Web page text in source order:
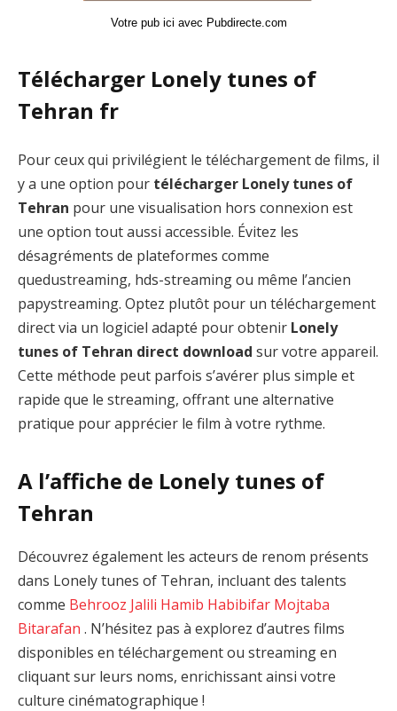
Votre pub ici avec Pubdirecte.com
Télécharger Lonely tunes of
Tehran fr
Pour ceux qui privilégient le téléchargement de films, il
y a une option pour télécharger Lonely tunes of
Tehran pour une visualisation hors connexion est
une option tout aussi accessible. Évitez les
désagréments de plateformes comme
quedustreaming, hds-streaming ou même l’ancien
papystreaming. Optez plutôt pour un téléchargement
direct via un logiciel adapté pour obtenir Lonely
tunes of Tehran direct download sur votre appareil.
Cette méthode peut parfois s’avérer plus simple et
rapide que le streaming, offrant une alternative
pratique pour apprécier le film à votre rythme.
A l’affiche de Lonely tunes of
Tehran
Découvrez également les acteurs de renom présents
dans Lonely tunes of Tehran, incluant des talents
comme Behrooz Jalili Hamib Habibifar Mojtaba
Bitarafan . N’hésitez pas à explorez d’autres films
disponibles en téléchargement ou streaming en
cliquant sur leurs noms, enrichissant ainsi votre
culture cinématographique !